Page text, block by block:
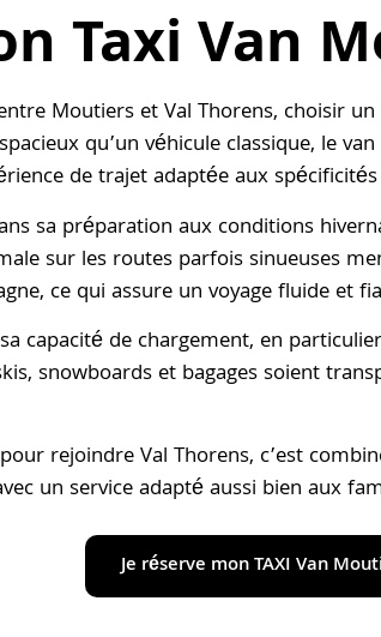
Taxi Van
Moutiers et Val Thorens, choisir un
qu’un véhicule classique, le
de trajet adaptée aux
sa préparation aux conditions
sur les routes parfois sinueuses
ce qui assure un voyage fluide et
capacité de chargement, en
snowboards et bagages soient
pour rejoindre Val Thorens, c’est
un service adapté aussi bien aux
Je réserve mon TAXI Van